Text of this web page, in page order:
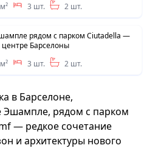
3 шт. 2 шт.
рядом с парком Ciutadella —
Барселоны
3 шт. 2 шт.
в Барселоне,
Эшампле, рядом с парком
— редкое сочетание
и архитектуры нового